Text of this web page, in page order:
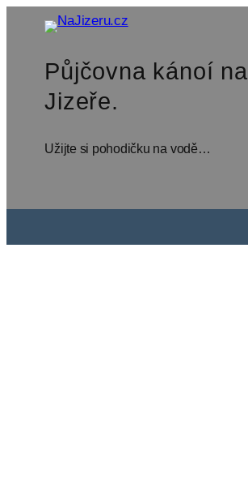
Přeskočit
Půjčovna kánoí na
Jizeře.
Užijte si pohodičku na vodě…